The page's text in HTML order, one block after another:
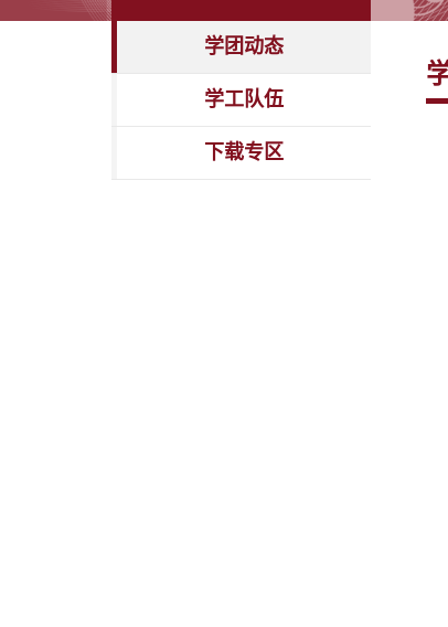
学团动态
学工队伍
下载专区